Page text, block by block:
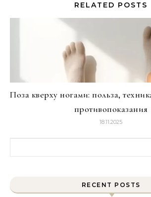
RELATED POSTS
Поза кверху ногами: польза,
противопоказания
18.11.2025
RECENT POSTS